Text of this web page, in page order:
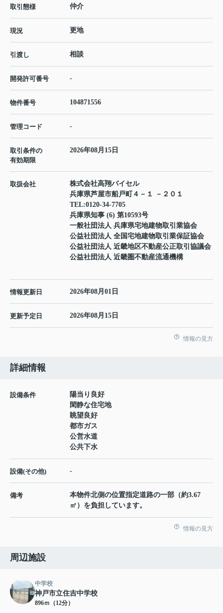
取引態様 仲介
現況 更地
引渡し 相談
開発許可番号 -
物件番号 104871556
管理コード -
取引条件の
有効期限
2026年08月15日
取扱会社
株式会社高翔バイセル
兵庫県芦屋市船戸町４－１ －２０１
TEL:0120-34-7705
兵庫県知事 (6) 第10593号
一般社団法人 兵庫県宅地建物取引業協会
公益社団法人 全国宅地建物取引業保証協会
公益社団法人 近畿地区不動産公正取引協議会
公益社団法人 近畿圏不動産流通機構
情報更新日 2026年08月01日
更新予定日 2026年08月15日
情報の見方
詳細情報
設備条件
陽当り良好
閑静な住宅地
眺望良好
都市ガス
公営水道
公共下水
設備(その他) -
備考
本物件北側の位置指定道路の一部（約3.67
㎡）を負担しています。
情報の見方
周辺施設
中学校
神戸市立住吉中学校
896ｍ（12分）